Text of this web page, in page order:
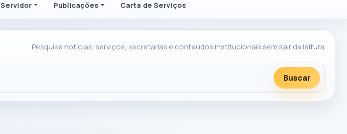
Servidor Publicações Carta de Serviços
Pesquise notícias, serviços, secretarias e conteúdos institucionais sem sair da leitura.
Buscar